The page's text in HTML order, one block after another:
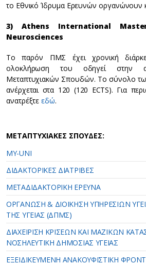
το Εθνικό Ίδρυμα Ερευνών οργανώνουν
3) Athens International
Neurosciences
Το παρόν ΠΜΣ έχει χρονική
ολοκλήρωση του οδηγεί στην
Μεταπτυχιακών Σπουδών. Το σύνολο
ανέρχεται στα 120 (120 ECTS). Για
ανατρέξτεεδώ.
ΜΕΤΑΠΤΥΧΙΑΚΕΣ ΣΠΟΥΔΕΣ:
MY-UNI
ΔΙΔΑΚΤΟΡΙΚΕΣ ΔΙΑΤΡΙΒΕΣ
ΜΕΤΑΔΙΔΑΚΤΟΡΙΚΗ ΕΡΕΥΝΑ
ΟΡΓΑΝΩΣΗ & ΔΙΟΙΚΗΣΗ ΥΠΗΡΕΣΙΩΝ
ΤΗΣ ΥΓΕΙΑΣ (ΔΠΜΣ)
ΔΙΑΧΕΙΡΙΣΗ ΚΡΙΣΕΩΝ ΚΑΙ ΜΑΖΙΚΩΝ
ΝΟΣΗΛΕΥΤΙΚΗ ΔΗΜΟΣΙΑΣ ΥΓΕΙΑΣ
ΕΞΕΙΔΙΚΕΥΜΕΝΗ ΑΝΑΚΟΥΦΙΣΤΙΚΗ